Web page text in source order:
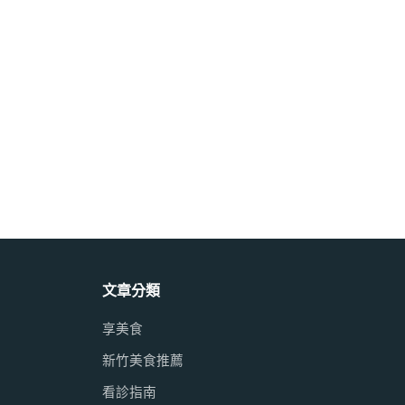
文章分類
享美食
新竹美食推薦
看診指南